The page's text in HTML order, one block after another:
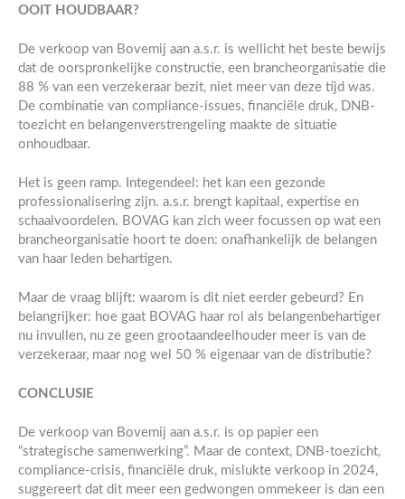
OOIT HOUDBAAR?
De verkoop van Bovemij aan a.s.r. is wellicht het beste bewijs
dat de oorspronkelijke constructie, een brancheorganisatie die
88 % van een verzekeraar bezit, niet meer van deze tijd was.
De combinatie van compliance-issues, financiële druk, DNB-
toezicht en belangenverstrengeling maakte de situatie
onhoudbaar.
Het is geen ramp. Integendeel: het kan een gezonde
professionalisering zijn. a.s.r. brengt kapitaal, expertise en
schaalvoordelen. BOVAG kan zich weer focussen op wat een
brancheorganisatie hoort te doen: onafhankelijk de belangen
van haar leden behartigen.
Maar de vraag blijft: waarom is dit niet eerder gebeurd? En
belangrijker: hoe gaat BOVAG haar rol als belangenbehartiger
nu invullen, nu ze geen grootaandeelhouder meer is van de
verzekeraar, maar nog wel 50 % eigenaar van de distributie?
CONCLUSIE
De verkoop van Bovemij aan a.s.r. is op papier een
“strategische samenwerking”. Maar de context, DNB-toezicht,
compliance-crisis, financiële druk, mislukte verkoop in 2024,
suggereert dat dit meer een gedwongen ommekeer is dan een